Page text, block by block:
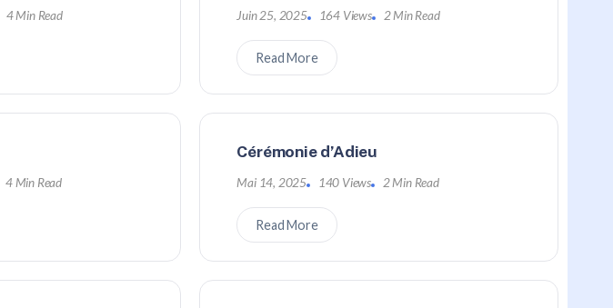
4 Min Read Juin 25, 2025 164 Views 2 Min Read
Read More
4 Min Read
Cérémonie d’Adieu
Mai 14, 2025 140 Views 2 Min Read
Read More